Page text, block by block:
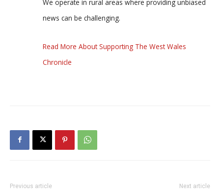
We operate in rural areas where providing unbiased
news can be challenging.
Read More About Supporting The West Wales
Chronicle
Previous article Next article